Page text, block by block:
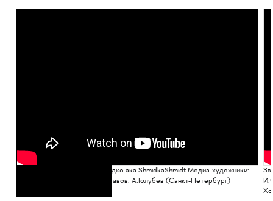
Звуки/музыка: Григорий Шмидко ака ShmidkaShmidt Медиа-художники:
И.Фомин. К.Котенева. Д.Жеравов. А.Голубев (Санкт-Петербург)